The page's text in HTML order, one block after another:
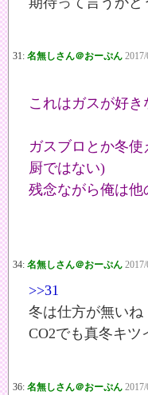
31: 名無しさん＠おーぷん
これはガスが好
ガスブロとか冬
厨ではない)
残念ながら俺は他
34: 名無しさん＠おーぷん
>>31
冬は仕方が無いね
CO2でも真冬キツ
36: 名無しさん＠おーぷん